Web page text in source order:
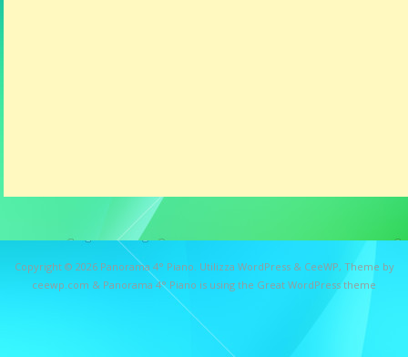
Copyright © 2026 Panorama 4° Piano. Utilizza WordPress& CeeWP, Theme by
ceewp.com & Panorama 4° Piano is using the Great WordPress theme